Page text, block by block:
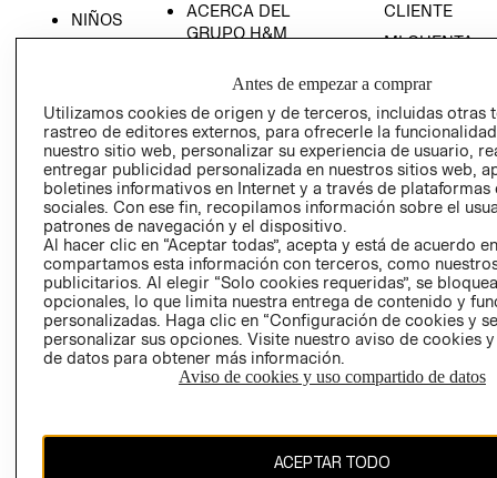
NIÑOS
ACERCA DEL
GRUPO H&M
SOCIAL
PRENSA
RELACIÓN CON
INVERSIONISTAS
POLÍTICA
EMPRESARIAL
CLIENTE
MI CUENTA
TIENDAS
- RETIRO EN
TIENDA
TÉRMINOS Y
AVISO DE
PRIVACIDAD
GIFT CARD
AVISO DE
Antes de empezar a comprar
Utilizamos cookies de origen y de terceros, incluidas otras
rastreo de editores externos, para ofrecerle la
nuestro sitio web, personalizar su experiencia de usuario,
entregar publicidad personalizada en nuestros sitios web,
boletines informativos en Internet y a través de plataformas
sociales. Con ese fin, recopilamos información sobre el
patrones de navegación y el dispositivo.
Al hacer clic en “Aceptar todas”, acepta y está de acuerdo
compartamos esta información con terceros, como
publicitarios. Al elegir “Solo cookies requeridas”, se
opcionales, lo que limita nuestra entrega de contenido y
personalizadas. Haga clic en “Configuración de cookies y
personalizar sus opciones. Visite nuestro aviso de cookies
de datos para obtener más información.
Aviso de cookies y uso compartido de datos
ACEPTAR TODO